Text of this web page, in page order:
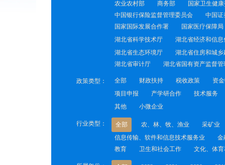
农业农村部
商务部 国家卫生健
中国银行保险监督管理委员会
中国证
国家国际发展合作署
国家医疗保障局
湖北省科学技术厅
湖北省经济和信息
湖北省生态环境厅
湖北省住房和城乡
湖北省审计厅
湖北省国有资产监督管
政策类型： 全部 财政扶持 税收政策 资
项目申报
产学研合作 技术服务
其他
小微企业
行业类型： 全部 农、林、牧、渔业 采矿业
信息传输、软件和信息技术服务业
金
教育
卫生和社会工作 文化、体